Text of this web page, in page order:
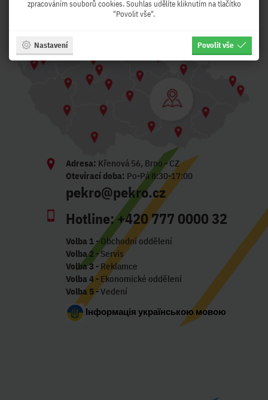
Adresa: Křenová 56, Brno - CZ
Otevírací doba: Po-Pá 8:30-17:00
pekro@pekro.cz
Hotline:+420 777 0000 32
Volba 1- Obchodní oddělení
Volba 2 - Servis
Volba 3 - Reklamce
Volba 4- Ekonomické oddělení
Volba 5- Vedení
Інформація українською мовою
zpracováním souborů cookies. Souhlas udělíte kliknutím na tlačítko
"Povolit vše".
Nastavení Povolit vše